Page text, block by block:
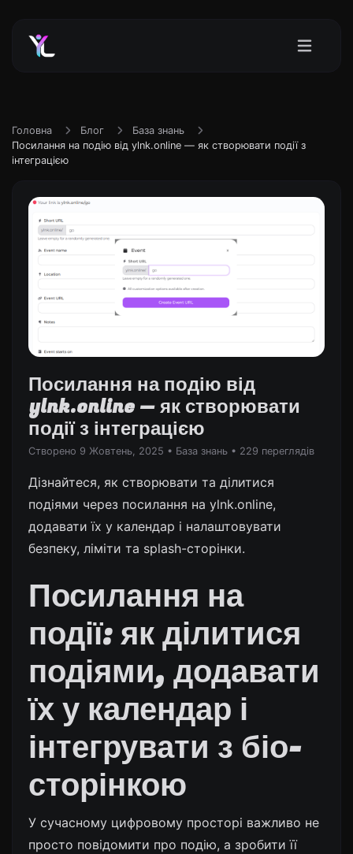
Головна Блог
База знань
Посилання на подію від ylnk.online — як створювати події з
інтеграцією
Посилання на подію від
ylnk.online — як створювати
події з інтеграцією
Створено 9 Жовтень, 2025 • База знань • 229 переглядів
Дізнайтеся, як створювати та ділитися
подіями через посилання на ylnk.online,
додавати їх у календар і налаштовувати
безпеку, ліміти та splash-сторінки.
Посилання на
події: як ділитися
подіями, додавати
їх у календар і
інтегрувати з біо-
сторінкою
У сучасному цифровому просторі важливо не
просто повідомити про подію, а зробити її